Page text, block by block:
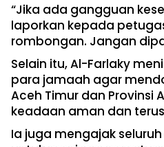
“Jika ada gangguan
laporkan kepada
rombongan. Jangan
Selain itu, Al-Farlaky
para jamaah agar
Aceh Timur dan Provinsi
keadaan aman dan
Ia juga mengajak